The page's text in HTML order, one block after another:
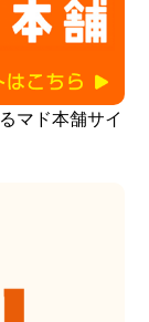
マド本舗サイ